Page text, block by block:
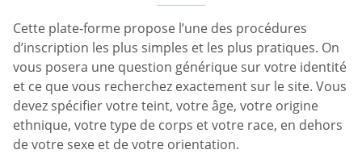
Cette plate-forme propose l’une des procédures
d’inscription les plus simples et les plus pratiques. On
vous posera une question générique sur votre identité
et ce que vous recherchez exactement sur le site. Vous
devez spécifier votre teint, votre âge, votre origine
ethnique, votre type de corps et votre race, en dehors
de votre sexe et de votre orientation.